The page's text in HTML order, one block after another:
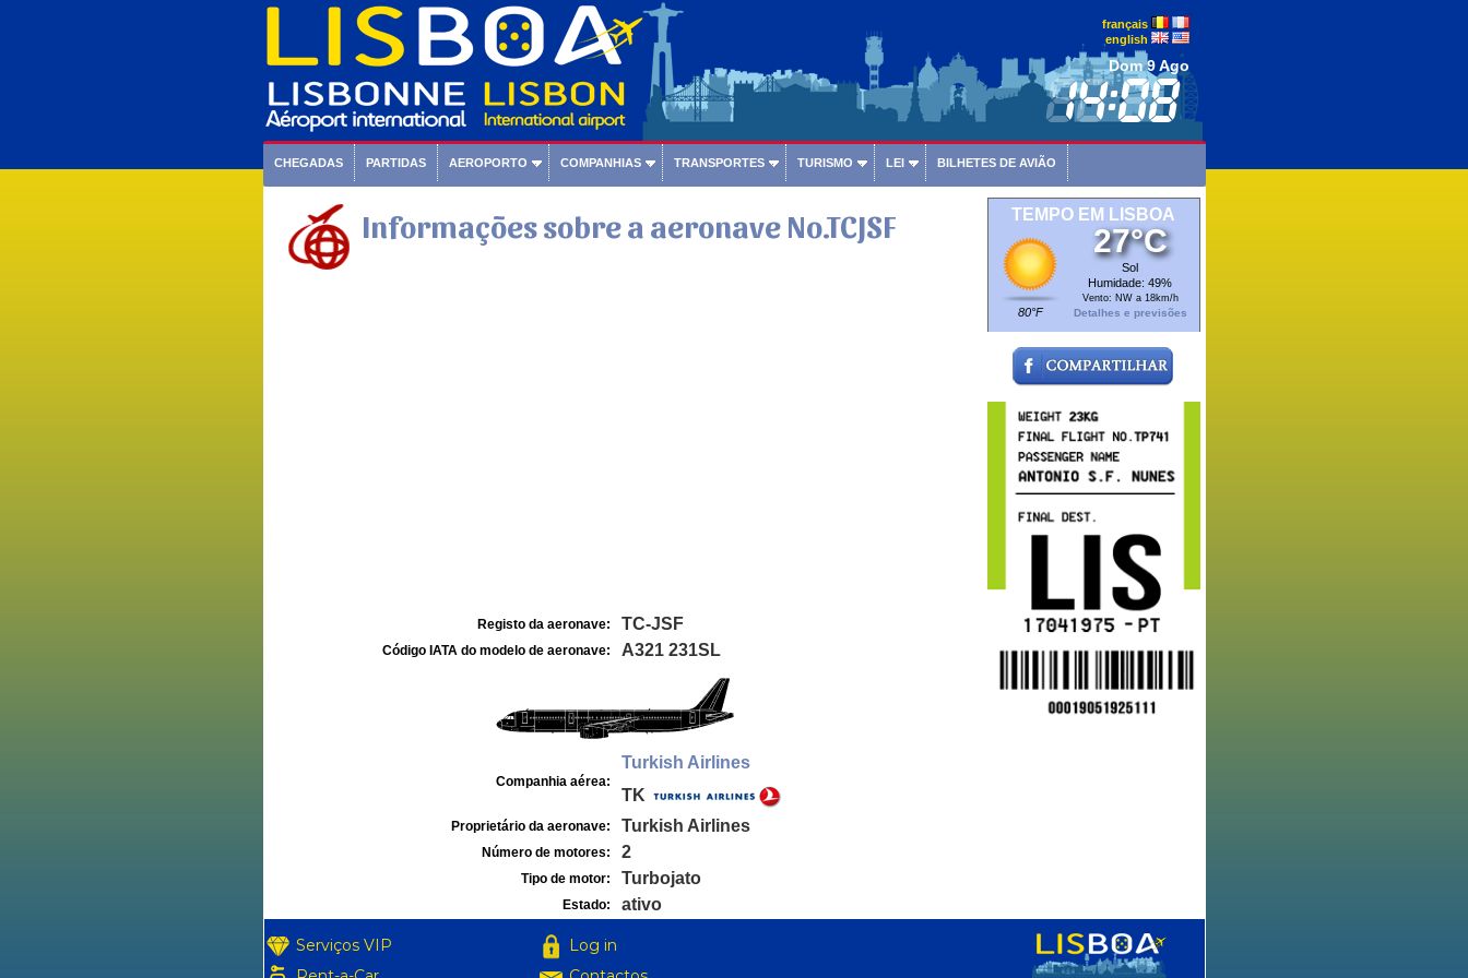
français
english
Dom 9 Ago
CHEGADAS PARTIDAS AEROPORTO COMPANHIAS TRANSPORTES TURISMO LEI BILHETES DE AVIÃO
Informações sobre a aeronave No.TCJSF
Registo da aeronave: TC-JSF
Código IATA do modelo de aeronave: A321 231SL
Companhia aérea:
Turkish Airlines
TK
Proprietário da aeronave: Turkish Airlines
Número de motores: 2
Tipo de motor: Turbojato
Estado: ativo
TEMPO EM LISBOA
80°F
27°C
Sol
Humidade: 49%
Vento: NW a 18km/h
Detalhes e previsões
Serviços VIP
Log in